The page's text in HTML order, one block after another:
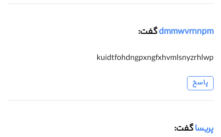
dmmwvrnnpmگفت:
kuidtfohdngpxngfxhvmlsnyzrhlwp
پاسخ
پریساگفت: